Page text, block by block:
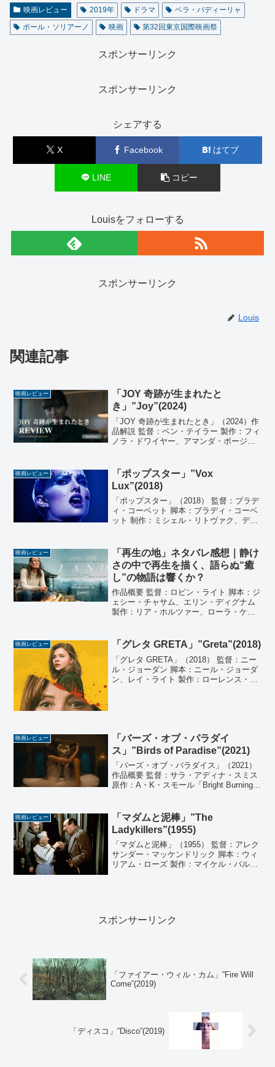
映画レビュー 2019年 ドラマ
ベラ・パディーリャ
ポール・ソリアーノ
映画 第32回東京国際映画祭
スポンサーリンク
スポンサーリンク
シェアする
X Facebook はてブ
LINE コピー
Louisをフォローする
スポンサーリンク
Louis
関連記事
映画レビュー
「JOY 奇跡が生まれたと
き」”Joy”(2024)
「JOY 奇跡が生まれたとき」（2024）作
品解説 監督：ベン・テイラー 製作：フィ
ノラ・ドワイヤー、アマンダ・ポージー
ク・ソーン、エマ・ゴードン、ショー
ン・トップ ...
映画レビュー
「ポップスター」”Vox
Lux”(2018)
「ポップスター」（2018） 監督：ブラデ
ィ・コーベット 脚本：ブラディ・コーベ
ット 制作：ミシェル・リトヴァク、デヴ
ー・ローレン、ブライアン・ヤング、ク
リスティーン...
映画レビュー
「再生の地」ネタバレ感想｜静け
さの中で再生を描く、語らぬ“癒
し”の物語は響くか？
作品概要 監督：ロビン・ライト 脚本：ジ
ェシー・チャサム、エリン・ディグナム
製作：リア・ホルツァー、ローラ・ケネ
スティーヴン・ハーネス、マイケル・フ
リスレフ、チャド...
映画レビュー 「グレタ GRETA」”Greta”(2018)
「グレタ GRETA」（2018） 監督：ニー
ル・ジョーダン 脚本：ニール・ジョーダ
ン、レイ・ライト 製作：ローレンス・ベ
映画レビュー
「バーズ・オブ・パラダイ
ス」”Birds of Paradise”(2021)
「バーズ・オブ・パラダイス」（2021）
作品概要 監督：サラ・アディナ・スミス
原作：A・K・スモール「Bright Burning
コ・ドンリー、ダラ・ゴードン...
映画レビュー
「マダムと泥棒」”The
Ladykillers”(1955)
「マダムと泥棒」（1955） 監督：アレク
サンダー・マッケンドリック 脚本：ウィ
リアム・ローズ 製作：マイケル・バルコ
スポンサーリンク
「ファイアー・ウィル・カム」”Fire Will
Come”(2019)
「ディスコ」”Disco”(2019)